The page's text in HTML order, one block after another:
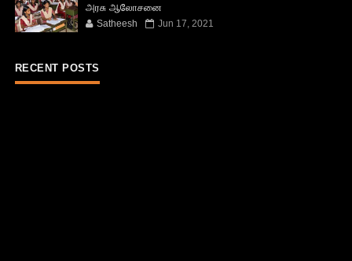
அரசு ஆலோசனை
Satheesh Jun 17, 2021
RECENT POSTS